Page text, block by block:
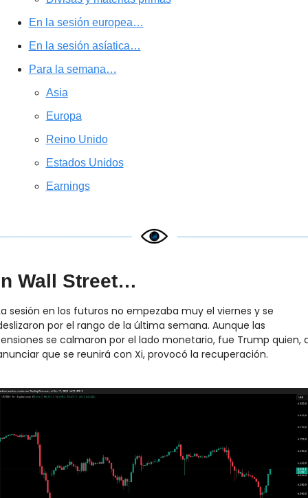
En la sesión europea…
En la sesión asíatica…
Para la semana…
Asia
Europa
Reino Unido
Estados Unidos
Earnings
Wall Street…
sesión en los futuros no empezaba muy el viernes y se
por el rango de la última semana. Aunque las
se calmaron por el lado monetario, fue Trump quien,
que se reunirá con Xi, provocó la recuperación.